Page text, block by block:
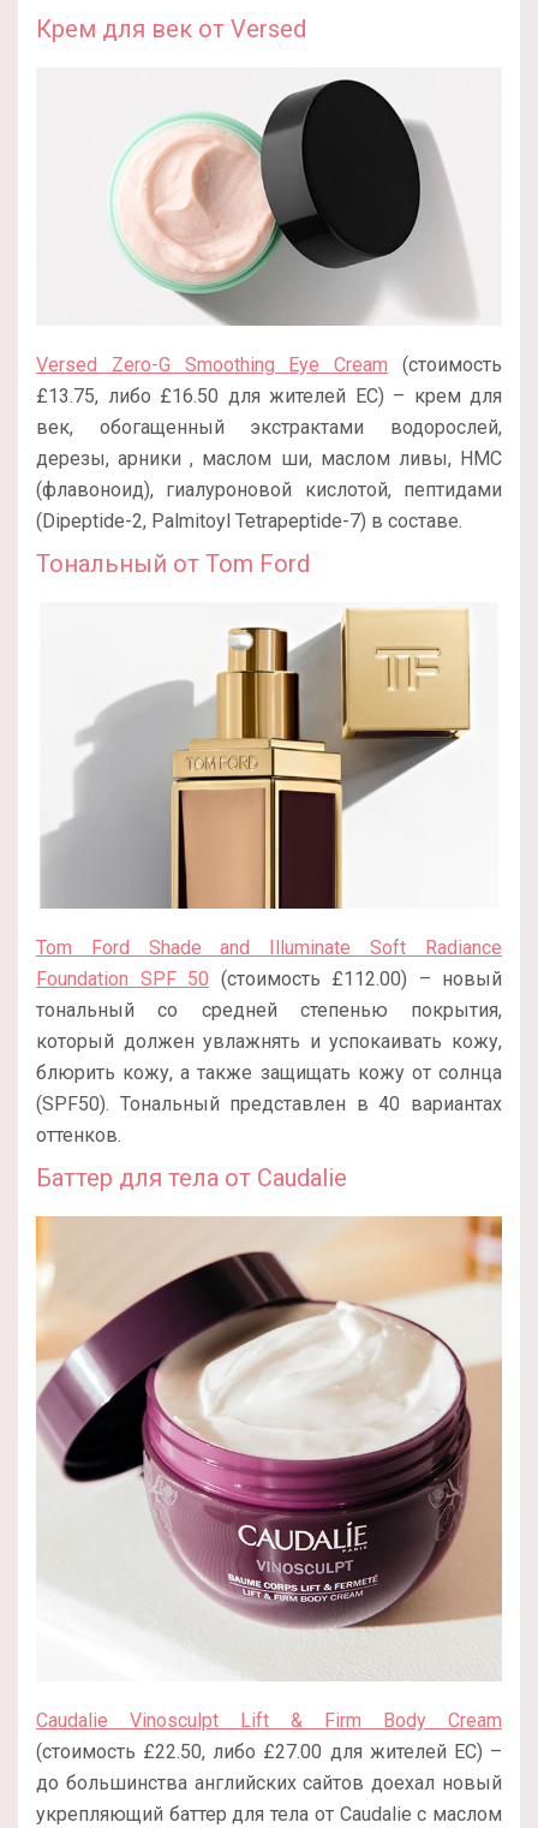
Крем для век от Versed
Versed Zero-G Smoothing Eye Cream (стоимость
£13.75, либо £16.50 для жителей ЕС) – крем для
век, обогащенный экстрактами водорослей,
дерезы, арники , маслом ши, маслом ливы, HMC
(флавоноид), гиалуроновой кислотой, пептидами
(Dipeptide-2, Palmitoyl Tetrapeptide-7) в составе.
Тональный от Tom Ford
Tom Ford Shade and Illuminate Soft Radiance
Foundation SPF 50 (стоимость £112.00) – новый
тональный со средней степенью покрытия,
который должен увлажнять и успокаивать кожу,
блюрить кожу, а также защищать кожу от солнца
(SPF50). Тональный представлен в 40 вариантах
оттенков.
Баттер для тела от Caudalie
Caudalie Vinosculpt Lift & Firm Body Cream
(стоимость £22.50, либо £27.00 для жителей ЕС) –
до большинства английских сайтов доехал новый
укрепляющий баттер для тела от Caudalie с маслом